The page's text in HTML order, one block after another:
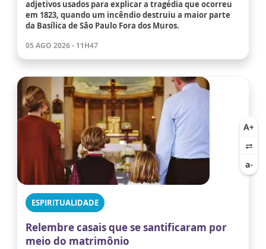
adjetivos usados para explicar a tragédia que ocorreu
em 1823, quando um incêndio destruiu a maior parte
da Basílica de São Paulo Fora dos Muros.
05 AGO 2026 - 11H47
ESPIRITUALIDADE
Relembre casais que se santificaram por
meio do matrimônio